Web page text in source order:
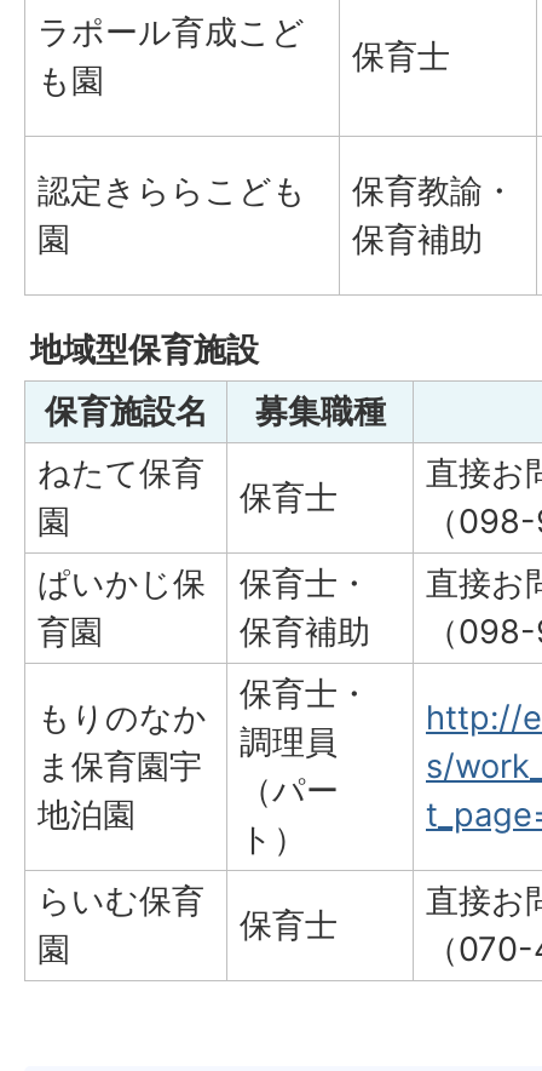
ラポール育成こど
も園
保育士
認定きららこども
園
保育教諭・
保育補助
地域型保育施設
保育施設名
募集職種
ねたて保育
園
保育士
直接お
（
ぱいかじ保
育園
保育士・
保育補助
直接お
（
もりのなか
ま保育園宇
地泊園
保育士・
調理員
（パー
ト）
http://
s/
らいむ保育
園
保育士
直接お
（